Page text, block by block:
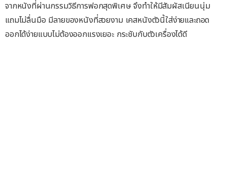
จากหนังที่ผ่านกรรมวิธีการฟอกสุดพิเศษ จึงทำให้มีสัมผัสเนียนนุ่ม
แถมไม่ลื่นมือ มีลายของหนังที่สวยงาม เคสหนังตัวนี้ใส่ง่ายและถอด
ออกได้ง่ายแบบไม่ต้องออกแรงเยอะ กระชับกับตัวเครื่องได้ดี